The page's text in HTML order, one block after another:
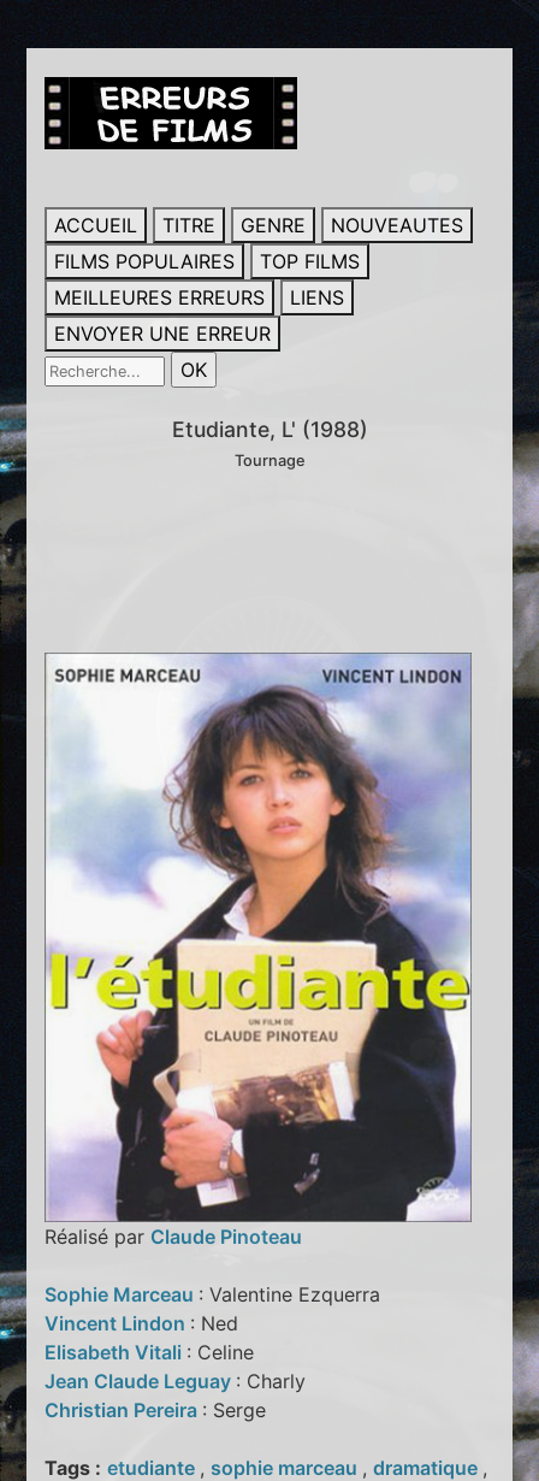
ACCUEIL TITRE GENRE
NOUVEAUTES
FILMS POPULAIRES
TOP FILMS
MEILLEURES ERREURS
LIENS
ENVOYER UNE ERREUR
Etudiante, L' (1988)
Tournage
Réalisé par Claude Pinoteau
Sophie Marceau : Valentine Ezquerra
Vincent Lindon : Ned
Elisabeth Vitali : Celine
Jean Claude Leguay : Charly
Christian Pereira : Serge
Tags : etudiante , sophie marceau ,dramatique ,